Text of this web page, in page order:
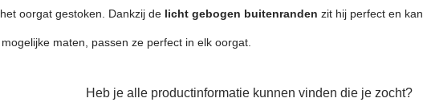
oorgat gestoken. Dankzij de licht gebogen buitenranden zit hij perfect en kan
maten, passen ze perfect in elk oorgat.
Heb je alle productinformatie kunnen vinden die je zocht?